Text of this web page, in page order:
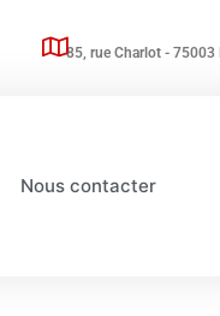
85, rue Charlot - 75003
Nous contacter